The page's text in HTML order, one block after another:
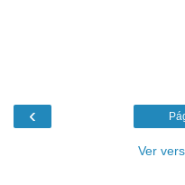
‹
Ver